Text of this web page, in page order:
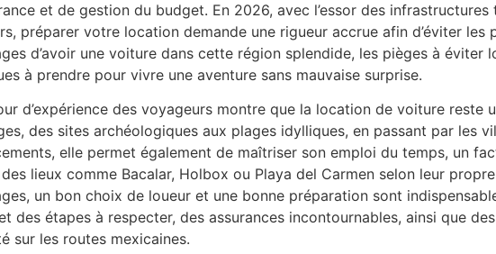
et de gestion du budget. En 2026, avec l’essor des
préparer votre location demande une rigueur accrue afin d’éviter
d’avoir une voiture dans cette région splendide, les pièges à éviter
à prendre pour vivre une aventure sans mauvaise surprise.
d’expérience des voyageurs montre que la location de voiture
des sites archéologiques aux plages idylliques, en passant par les
elle permet également de maîtriser son emploi du temps, un
lieux comme Bacalar, Holbox ou Playa del Carmen selon leur
un bon choix de loueur et une bonne préparation sont
des étapes à respecter, des assurances incontournables, ainsi que
sur les routes mexicaines.